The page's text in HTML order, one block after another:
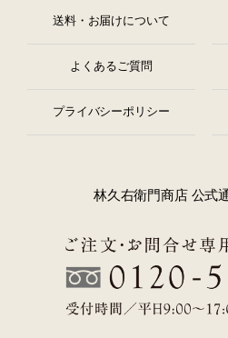
送料・お届けについて
よくあるご質問
プライバシーポリシー
林久右衛門商店 公式